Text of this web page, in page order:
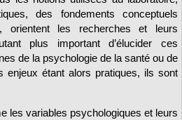
des fondements conceptuels
orientent les recherches et leurs
plus important d’élucider ces
de la psychologie de la santé ou de
enjeux étant alors pratiques, ils sont
les variables psychologiques et leurs